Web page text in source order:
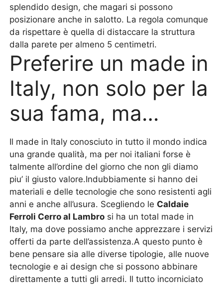
splendido design, che magari si possono
posizionare anche in salotto. La regola comunque
da rispettare è quella di distaccare la struttura
dalla parete per almeno 5 centimetri.
Preferire un made in
Italy, non solo per la
sua fama, ma…
Il made in Italy conosciuto in tutto il mondo indica
una grande qualità, ma per noi italiani forse è
talmente all’ordine del giorno che non gli diamo
piu’ il giusto valore.Indubbiamente si hanno dei
materiali e delle tecnologie che sono resistenti agli
anni e anche all’usura. Scegliendo le Caldaie
Ferroli Cerro al Lambro si ha un total made in
Italy, ma dove possiamo anche apprezzare i servizi
offerti da parte dell’assistenza.A questo punto è
bene pensare sia alle diverse tipologie, alle nuove
tecnologie e ai design che si possono abbinare
direttamente a tutti gli arredi. Il tutto incorniciato